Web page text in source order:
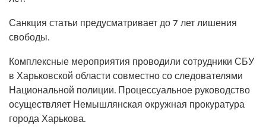
Санкция статьи предусматривает до 7 лет лишения
свободы.
Комплексные мероприятия проводили сотрудники СБУ
в Харьковской области совместно со следователями
Национальной полиции. Процессуальное руководство
осуществляет Немышлянская окружная прокуратура
города Харькова.